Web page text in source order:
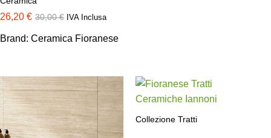
26,20 € 30,00€ IVA Inclusa
Brand: Ceramica Fioranese
Collezione Tratti